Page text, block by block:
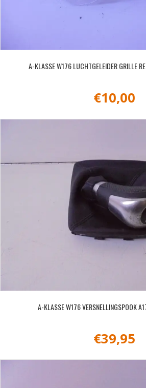
A-KLASSE W176 LUCHTGELEIDER GRILLE
€10,00
A-KLASSE W176 VERSNELLINGSPOOK
€39,95